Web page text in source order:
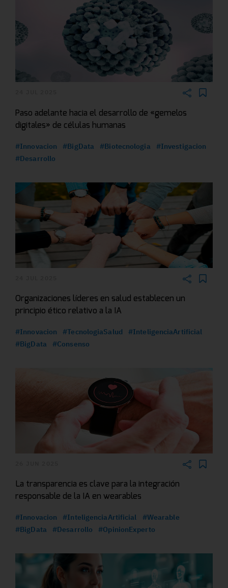
Paso adelante hacia el desarrollo de «gemelos
digitales» de células humanas
#Innovacion #BigData #Biotecnologia
#Investigacion
#Desarrollo
Organizaciones líderes en salud establecen un
principio ético relativo a la IA
#Innovacion #TecnologiaSalud
#InteligenciaArtificial
#BigData
#Consenso
La transparencia es clave para la integración
responsable de la IA en wearables
#Innovacion #InteligenciaArtificial
#Wearable
#BigData
#Desarrollo #OpinionExperto